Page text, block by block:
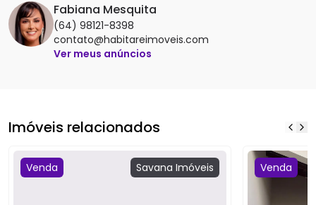
Fabiana Mesquita
(64) 98121-8398
contato@habitareimoveis.com
Ver meus anúncios
Venda Savana Imóveis Venda
Imóveis relacionados